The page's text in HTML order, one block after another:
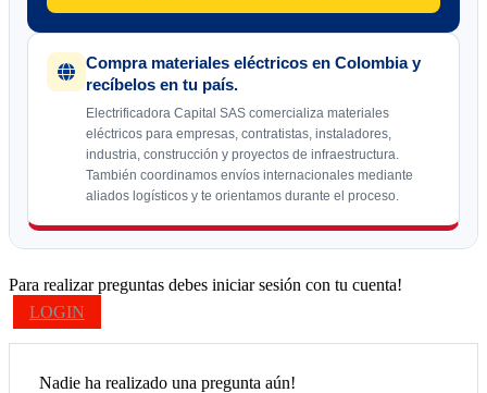
Compra materiales eléctricos en Colombia y
recíbelos en tu país.
Electrificadora Capital SAS comercializa materiales
eléctricos para empresas, contratistas, instaladores,
industria, construcción y proyectos de infraestructura.
También coordinamos envíos internacionales mediante
aliados logísticos y te orientamos durante el proceso.
Para realizar preguntas debes iniciar sesión con tu cuenta!
LOGIN
Nadie ha realizado una pregunta aún!